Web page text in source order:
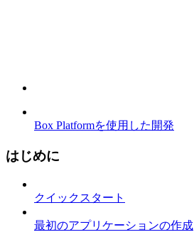
Box Platformを使用した開発
はじめに
クイックスタート
最初のアプリケーションの作成